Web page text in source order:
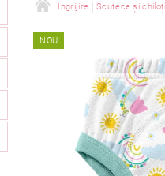
DIN EXPOZIȚIE TERMENI
DE PLATĂ
Ingrijire Scutece și chiloți
NOU